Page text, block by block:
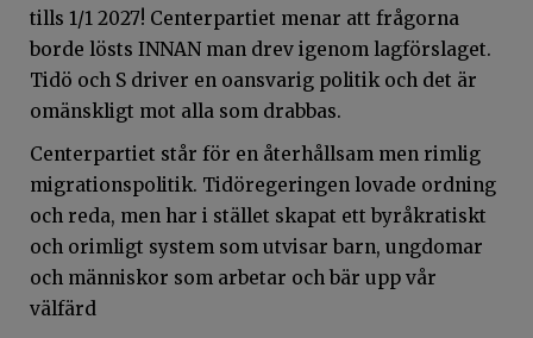
tills 1/1 2027! Centerpartiet menar att frågorna
borde lösts INNAN man drev igenom lagförslaget.
Tidö och S driver en oansvarig politik och det är
omänskligt mot alla som drabbas.
Centerpartiet står för en återhållsam men rimlig
migrationspolitik. Tidöregeringen lovade ordning
och reda, men har i stället skapat ett byråkratiskt
och orimligt system som utvisar barn, ungdomar
och människor som arbetar och bär upp vår
välfärd